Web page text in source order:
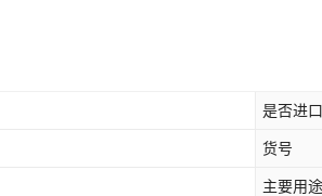
是否进口
货号
主要用途